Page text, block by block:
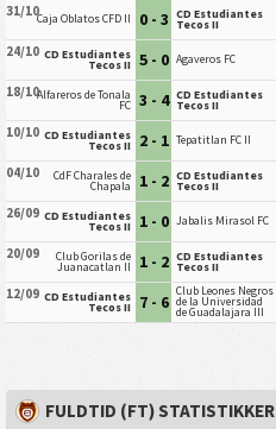
31/10Caja Oblatos CFD II 0 - 3 CD Estudiantes
Tecos II
24/10 CD Estudiantes
Tecos II 5 - 0 Agaveros FC
18/10Alfareros de Tonala
FC 3 - 4 CD Estudiantes
Tecos II
10/10 CD Estudiantes
Tecos II 2 - 1 Tepatitlan FC II
04/10
CdF Charales de
Chapala 1 - 2 CD Estudiantes
Tecos II
26/09 CD Estudiantes
Tecos II 1 - 0 Jabalis Mirasol FC
20/09
Club Gorilas de
Juanacatlan II 1 - 2 CD Estudiantes
Tecos II
12/09 CD Estudiantes
Tecos II 7 - 6 Club Leones Negros
de la Universidad
de Guadalajara III
FULDTID (FT) STATISTIKKER